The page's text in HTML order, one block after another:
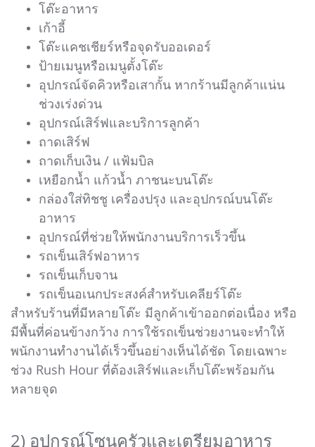
โต๊ะอาหาร
เก้าอี้
โต๊ะแคชเชียร์หรือจุดรับออเดอร์
ป้ายเมนูหรือเมนูตั้งโต๊ะ
อุปกรณ์จัดคิวหรือเสากั้น หากร้านมีลูกค้าแน่น
ช่วงเร่งด่วน
อุปกรณ์เสิร์ฟและบริการลูกค้า
ถาดเสิร์ฟ
ถาดเก็บเงิน / แฟ้มบิล
เหยือกน้ำ แก้วน้ำ ภาชนะบนโต๊ะ
กล่องใส่ทิชชู เครื่องปรุง และอุปกรณ์บนโต๊ะ
อาหาร
อุปกรณ์ที่ช่วยให้พนักงานบริการเร็วขึ้น
รถเข็นเสิร์ฟอาหาร
รถเข็นเก็บจาน
รถเข็นอเนกประสงค์สำหรับเคลียร์โต๊ะ
สำหรับร้านที่มีหลายโต๊ะ มีลูกค้าเข้าออกต่อเนื่อง หรือ
มีพื้นที่ค่อนข้างกว้าง การใช้รถเข็นช่วยงานจะทำให้
พนักงานทำงานได้เร็วขึ้นอย่างเห็นได้ชัด โดยเฉพาะ
ช่วง Rush Hour ที่ต้องเสิร์ฟและเก็บโต๊ะพร้อมกัน
หลายจุด
2) อุปกรณ์โซนครัวและเตรียมอาหาร